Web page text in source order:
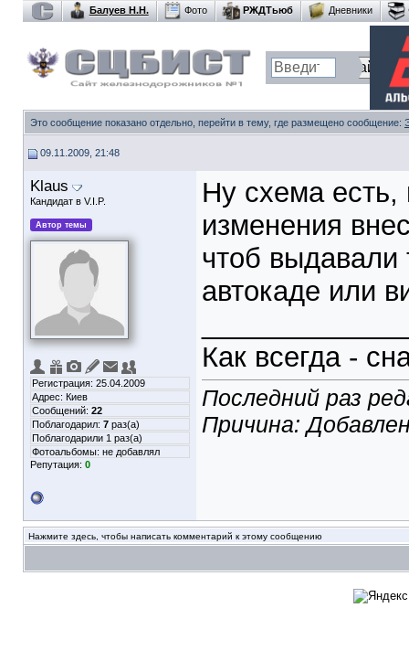
Балуев Н.Н. Фото РЖДТьюб Дневники
Это сообщение показано отдельно, перейти в тему, где размещено сообщение:
09.11.2009, 21:48
Klaus
Кандидат в V.I.P.
Автор темы
Регистрация: 25.04.2009
Адрес: Киев
Сообщений: 22
Поблагодарил: 7 раз(а)
Поблагодарили 1 раз(а)
Фотоальбомы: не добавлял
Репутация: 0
Ну схема
изменения
чтоб выдавали
автокаде или
Как всегда -
Последний раз
Причина:
Нажмите здесь, чтобы написать комментарий к этому сообщению